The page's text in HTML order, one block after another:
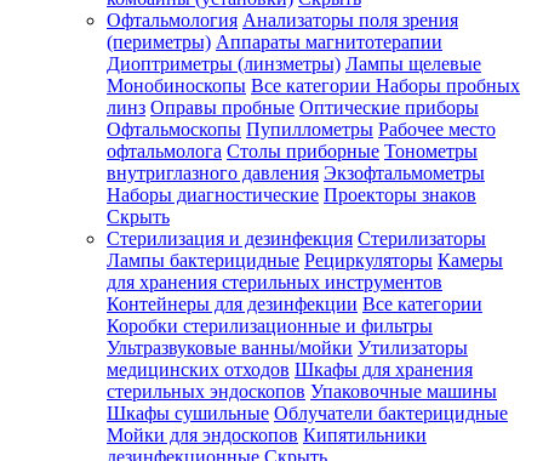
Офтальмология Анализаторы поля зрения
(периметры) Аппараты магнитотерапии
Диоптриметры (линзметры) Лампы щелевые
Монобиноскопы Все категории Наборы пробных
линз Оправы пробные Оптические приборы
Офтальмоскопы Пупиллометры Рабочее место
офтальмолога Столы приборные Тонометры
внутриглазного давления Экзофтальмометры
Наборы диагностические Проекторы знаков
Скрыть
Стерилизация и дезинфекция Стерилизаторы
Лампы бактерицидные Рециркуляторы Камеры
для хранения стерильных инструментов
Контейнеры для дезинфекции Все категории
Коробки стерилизационные и фильтры
Ультразвуковые ванны/мойки Утилизаторы
медицинских отходов Шкафы для хранения
стерильных эндоскопов Упаковочные машины
Шкафы сушильные Облучатели бактерицидные
Мойки для эндоскопов Кипятильники
дезинфекционные Скрыть